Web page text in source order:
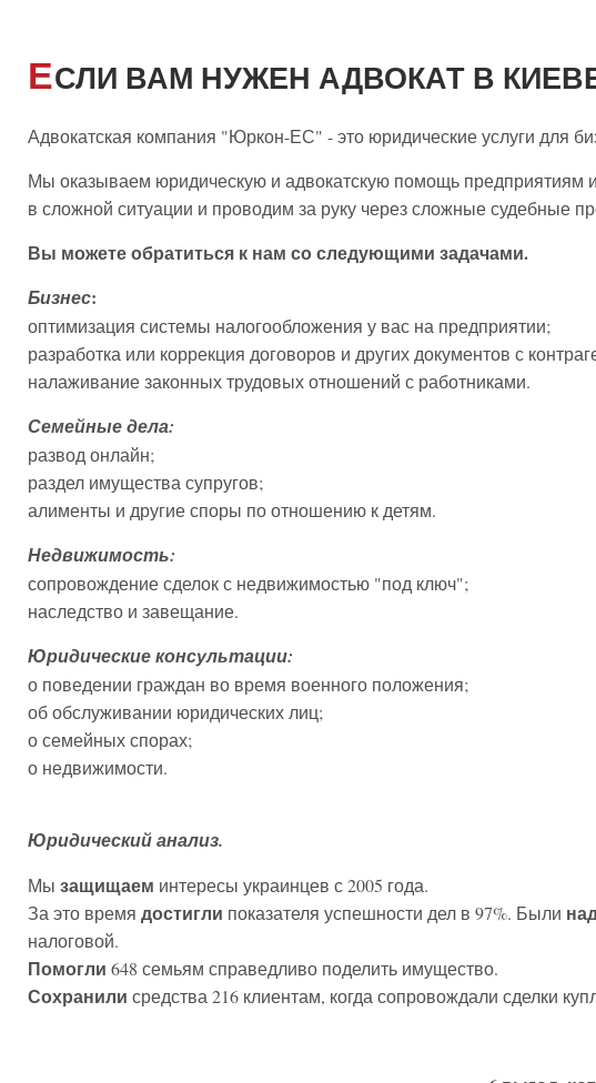
ЕСЛИ ВАМ НУЖЕН АДВОКАТ В
Адвокатская компания "Юркон-ЕС" - это юридические услуги для
Мы оказываем юридическую и адвокатскую помощь
в сложной ситуации и проводим за руку через сложные судебные
Вы можете обратиться к нам со следующими задачами.
Бизнес:
оптимизация системы налогообложения у вас на предприятии;
разработка или коррекция договоров и других документов с
налаживание законных трудовых отношений с работниками.
Семейные дела:
развод онлайн;
раздел имущества супругов;
алименты и другие споры по отношению к детям.
Недвижимость:
сопровождение сделок с недвижимостью "под ключ";
наследство и завещание.
Юридические консультации:
о поведении граждан во время военного положения;
об обслуживании юридических лиц;
о семейных спорах;
о недвижимости.
Юридический анализ.
Мы защищаем интересы украинцев с 2005 года.
За это время достигли показателя успешности дел в 97%. Были
налоговой.
Помогли 648 семьям справедливо поделить имущество.
Сохранили средства 216 клиентам, когда сопровождали сделки